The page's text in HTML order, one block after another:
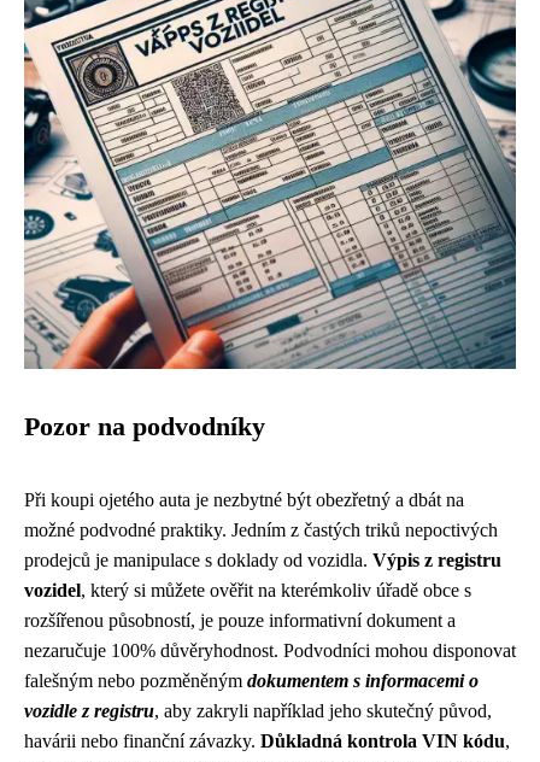
Pozor na podvodníky
Při koupi ojetého auta je nezbytné být obezřetný a dbát na
možné podvodné praktiky. Jedním z častých triků nepoctivých
prodejců je manipulace s doklady od vozidla. Výpis z registru
vozidel, který si můžete ověřit na kterémkoliv úřadě obce s
rozšířenou působností, je pouze informativní dokument a
nezaručuje 100% důvěryhodnost. Podvodníci mohou disponovat
falešným nebo pozměněným dokumentem s informacemi o
vozidle z registru, aby zakryli například jeho skutečný původ,
havárii nebo finanční závazky. Důkladná kontrola VIN kódu,